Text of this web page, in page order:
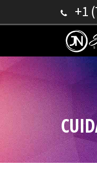
+1